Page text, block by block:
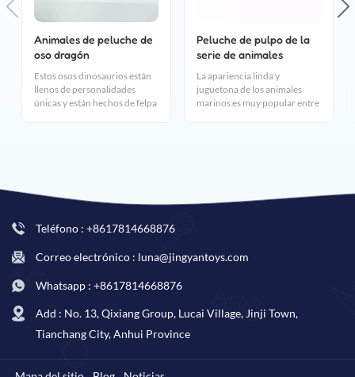
Animales de peluche de
oso dragón
personalizados
Estos osos dinosaurios están
llenos de personalidades
únicas y están hechos de felpa
Peluche de pulpo de la
serie de animales
marinos
La apariencia linda y
juguetona de los animales
marinos es muy popular entre
Teléfono : +8617814668876
Correo electrónico : luna@jingyantoys.com
Whatsapp : +8617814668876
Add : No. 13, Qixiang Group, Lucai Village, Jinji Town,
Tianchang City, Anhui Province